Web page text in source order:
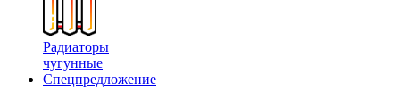
Радиаторы
чугунные
Спецпредложение